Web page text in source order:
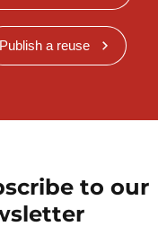
Publish a reuse
to our